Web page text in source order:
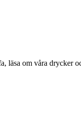
läsa om våra drycker